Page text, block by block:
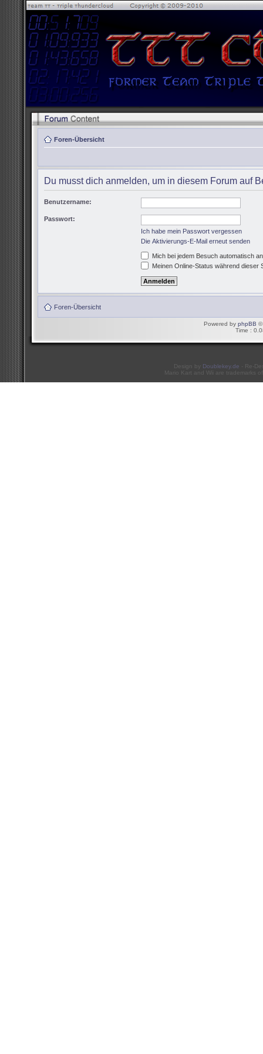
Foren-Übersicht
Du musst dich anmelden, um in diesem Forum auf
Benutzername:
Passwort:
Ich habe mein Passwort vergessen
Die Aktivierungs-E-Mail erneut senden
Mich bei jedem Besuch automatisch
Meinen Online-Status während dieser
Foren-Übersicht
Powered by phpBB ©
Time :
Design by Doublekey.de - Re-
Mario Kart and Wii are trademarks